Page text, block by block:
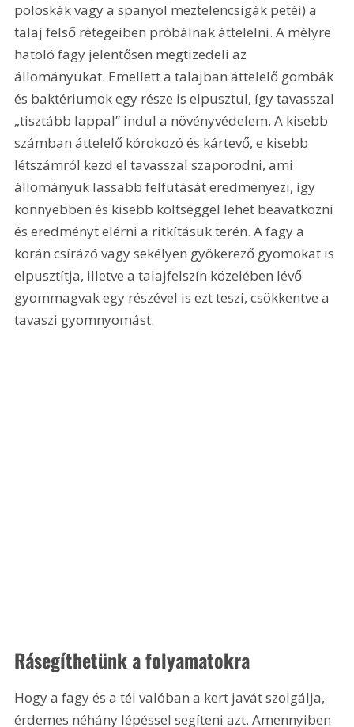
poloskák vagy a spanyol meztelencsigák petéi) a
talaj felső rétegeiben próbálnak áttelelni. A mélyre
hatoló fagy jelentősen megtizedeli az
állományukat. Emellett a talajban áttelelő gombák
és baktériumok egy része is elpusztul, így tavasszal
„tisztább lappal” indul a növényvédelem. A kisebb
számban áttelelő kórokozó és kártevő, e kisebb
létszámról kezd el tavasszal szaporodni, ami
állományuk lassabb felfutását eredményezi, így
könnyebben és kisebb költséggel lehet beavatkozni
és eredményt elérni a ritkításuk terén. A fagy a
korán csírázó vagy sekélyen gyökerező gyomokat is
elpusztítja, illetve a talajfelszín közelében lévő
gyommagvak egy részével is ezt teszi, csökkentve a
tavaszi gyomnyomást.
Rásegíthetünk a folyamatokra
Hogy a fagy és a tél valóban a kert javát szolgálja,
érdemes néhány lépéssel segíteni azt. Amennyiben